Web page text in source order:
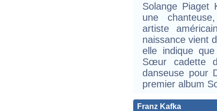
Solange Piaget
une
artiste
naissance vient
elle indique
Sœur cadette
danseuse pour
premier album
Franz Kafka